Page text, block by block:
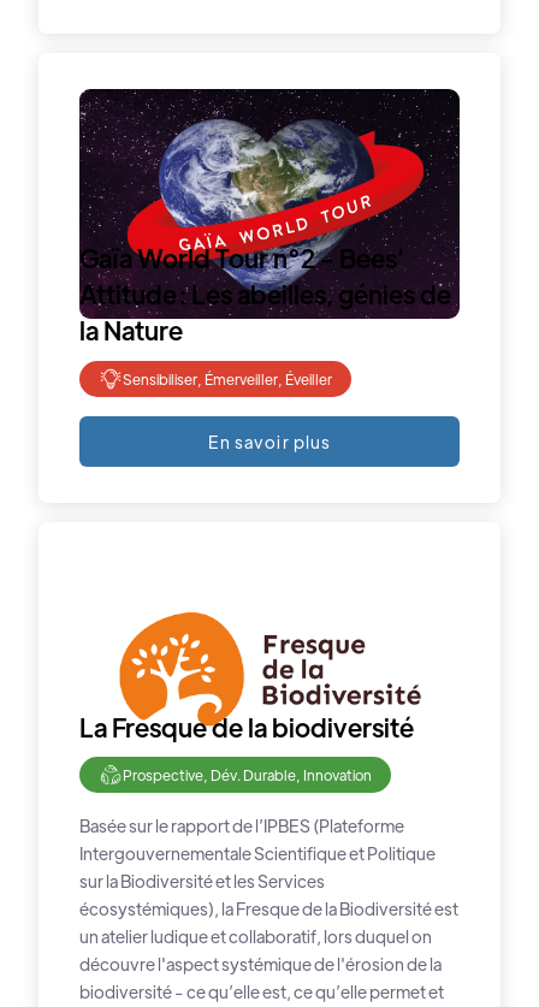
Gaïa World Tour n°2 - Bees’
Attitude : Les abeilles, génies de
la Nature
Sensibiliser, Émerveiller, Éveiller
En savoir plus
La Fresque de la biodiversité
Prospective, Dév. Durable, Innovation
Basée sur le rapport de l’IPBES (Plateforme
Intergouvernementale Scientifique et Politique
sur la Biodiversité et les Services
écosystémiques), la Fresque de la Biodiversité est
un atelier ludique et collaboratif, lors duquel on
découvre l'aspect systémique de l'érosion de la
biodiversité - ce qu’elle est, ce qu’elle permet et